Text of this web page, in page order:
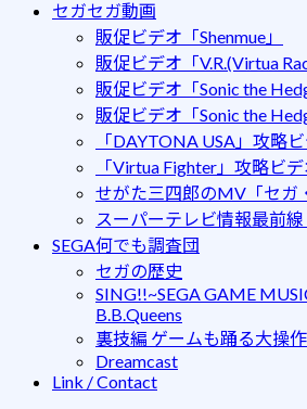
セガセガ動画
販促ビデオ「Shenmue」
販促ビデオ「V.R.(Virtua
販促ビデオ「Sonic the
販促ビデオ「Sonic the
「DAYTONA USA」攻略
「Virtua Fighter」攻略ビデ
せがた三四郎のMV「セガ
スーパーテレビ情報最前
SEGA何でも調査団
セガの歴史
SING!!~SEGA GAME
B.B.Queens
裏技編 ゲームも踊る大操
Dreamcast
Link / Contact